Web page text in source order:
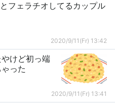
フェラチオしてるカップル
2020/9/11(Fr) 13:42
けど初っ端
った
2020/9/11(Fr) 13:41